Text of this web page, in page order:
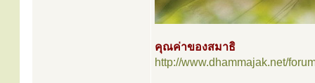
คุณค่าของสมาธิ
http://www.dhammajak.net/